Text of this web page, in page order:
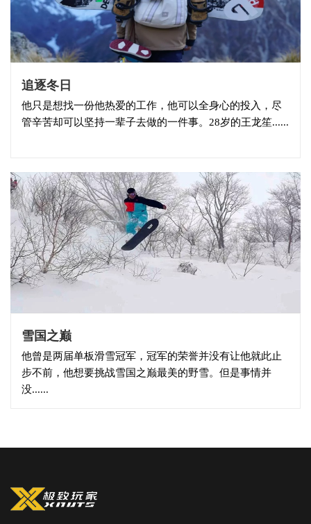
追逐冬日
他只是想找一份他热爱的工作，他可以全身心的投入，尽
管辛苦却可以坚持一辈子去做的一件事。28岁的王龙笙......
雪国之巅
他曾是两届单板滑雪冠军，冠军的荣誉并没有让他就此止
步不前，他想要挑战雪国之巅最美的野雪。但是事情并
没......